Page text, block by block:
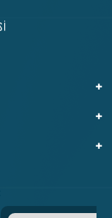
+
+
+